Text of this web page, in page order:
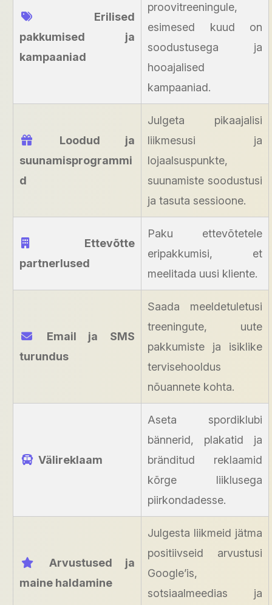
Erilised
pakkumised ja
kampaaniad
proovitreeningule,
esimesed kuud on
soodustusega ja
hooajalised
kampaaniad.
Loodud ja
suunamisprogrammi
d
Julgeta pikaajalisi
liikmesusi ja
lojaalsuspunkte,
suunamiste soodustusi
ja tasuta sessioone.
Ettevõtte
partnerlused
Paku ettevõtetele
eripakkumisi, et
meelitada uusi kliente.
Email ja SMS
turundus
Saada meeldetuletusi
treeningute, uute
pakkumiste ja isiklike
tervisehooldus
nõuannete kohta.
Välireklaam
Aseta spordiklubi
bännerid, plakatid ja
bränditud reklaamid
kõrge liiklusega
piirkondadesse.
Arvustused ja
maine haldamine
Julgesta liikmeid jätma
positiivseid arvustusi
Google’is,
sotsiaalmeedias ja